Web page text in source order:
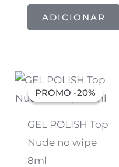
ADICIONAR
PROMO -20%
PROMO -20%
GEL POLISH Top
Nude no wipe
8ml
O
preço
original
7,15 €.
O
preço
atual
5,72 €.